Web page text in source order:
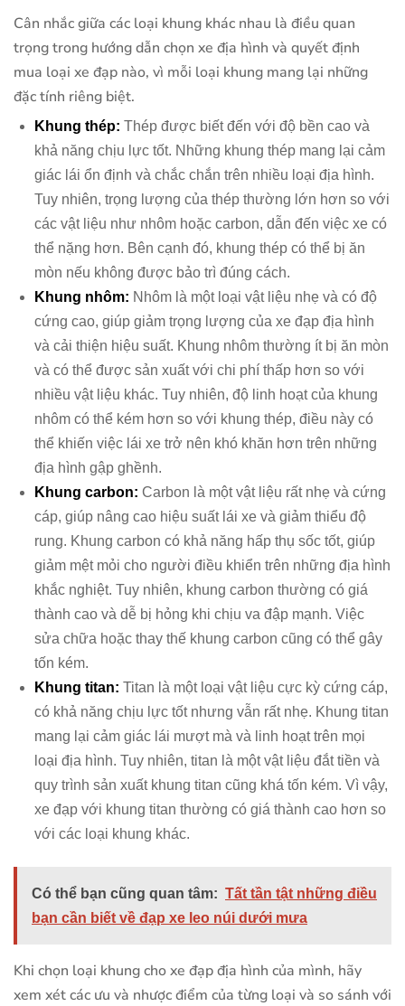
Cân nhắc giữa các loại khung khác nhau là điều quan
trọng trong hướng dẫn chọn xe địa hình và quyết định
mua loại xe đạp nào, vì mỗi loại khung mang lại những
đặc tính riêng biệt.
Khung thép: Thép được biết đến với độ bền cao và
khả năng chịu lực tốt. Những khung thép mang lại cảm
giác lái ổn định và chắc chắn trên nhiều loại địa hình.
Tuy nhiên, trọng lượng của thép thường lớn hơn so với
các vật liệu như nhôm hoặc carbon, dẫn đến việc xe có
thể nặng hơn. Bên cạnh đó, khung thép có thể bị ăn
mòn nếu không được bảo trì đúng cách.
Khung nhôm: Nhôm là một loại vật liệu nhẹ và có độ
cứng cao, giúp giảm trọng lượng của xe đạp địa hình
và cải thiện hiệu suất. Khung nhôm thường ít bị ăn mòn
và có thể được sản xuất với chi phí thấp hơn so với
nhiều vật liệu khác. Tuy nhiên, độ linh hoạt của khung
nhôm có thể kém hơn so với khung thép, điều này có
thể khiến việc lái xe trở nên khó khăn hơn trên những
địa hình gập ghềnh.
Khung carbon: Carbon là một vật liệu rất nhẹ và cứng
cáp, giúp nâng cao hiệu suất lái xe và giảm thiểu độ
rung. Khung carbon có khả năng hấp thụ sốc tốt, giúp
giảm mệt mỏi cho người điều khiển trên những địa hình
khắc nghiệt. Tuy nhiên, khung carbon thường có giá
thành cao và dễ bị hỏng khi chịu va đập mạnh. Việc
sửa chữa hoặc thay thế khung carbon cũng có thể gây
tốn kém.
Khung titan: Titan là một loại vật liệu cực kỳ cứng cáp,
có khả năng chịu lực tốt nhưng vẫn rất nhẹ. Khung titan
mang lại cảm giác lái mượt mà và linh hoạt trên mọi
loại địa hình. Tuy nhiên, titan là một vật liệu đắt tiền và
quy trình sản xuất khung titan cũng khá tốn kém. Vì vậy,
xe đạp với khung titan thường có giá thành cao hơn so
với các loại khung khác.
Có thể bạn cũng quan tâm: Tất tần tật những điều
bạn cần biết về đạp xe leo núi dưới mưa
Khi chọn loại khung cho xe đạp địa hình của mình, hãy
xem xét các ưu và nhược điểm của từng loại và so sánh với